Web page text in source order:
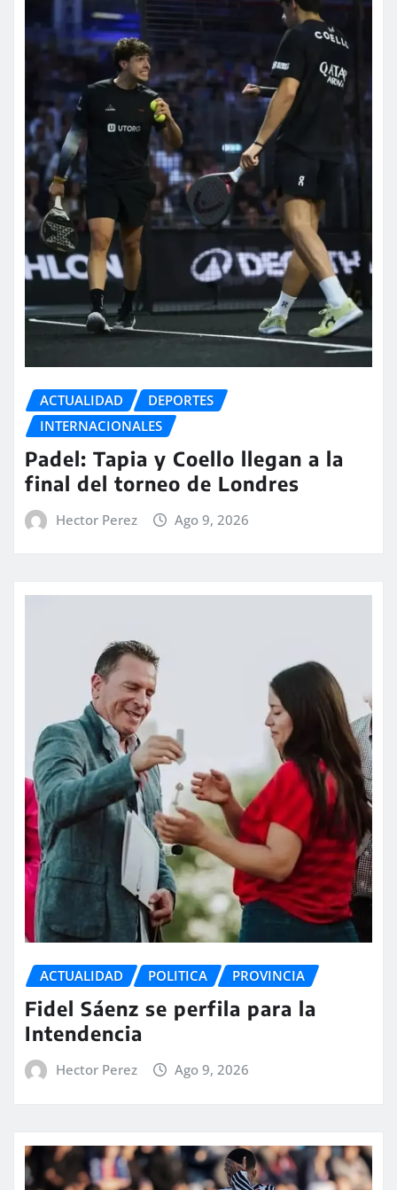
ACTUALIDAD
DEPORTES
INTERNACIONALES
Padel: Tapia y Coello llegan a la
final del torneo de Londres
Hector Perez Ago 9, 2026
ACTUALIDAD POLITICA PROVINCIA
Fidel Sáenz se perfila para la
Intendencia
Hector Perez Ago 9, 2026